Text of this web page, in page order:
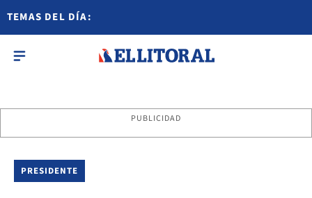
TEMAS DEL DÍA:
PUBLICIDAD
PRESIDENTE